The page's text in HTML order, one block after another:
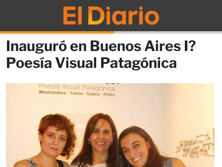
Inauguró en Buenos Aires I?
Poesía Visual Patagónica